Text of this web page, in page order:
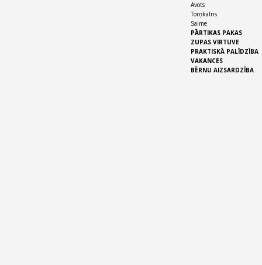
Avots
Torņkalns
Saime
PĀRTIKAS PAKAS
ZUPAS VIRTUVE
PRAKTISKĀ PALĪDZĪBA
VAKANCES
BĒRNU AIZSARDZĪBA